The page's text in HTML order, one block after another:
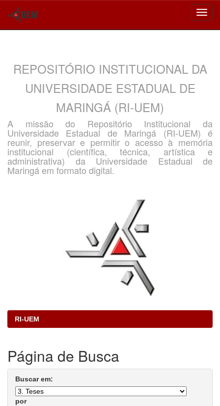
REPOSITÓRIO INSTITUCIONAL DA
UNIVERSIDADE ESTADUAL DE
MARINGÁ (RI-UEM)
A missão do Repositório Institucional da
Universidade Estadual de Maringá (RI-UEM) é
reunir, preservar e permitir o acesso à memória
institucional (científica, técnica, artística e
administrativa) da Universidade Estadual de
Maringá em formato digital.
RI-UEM
Página de Busca
Buscar em:
por